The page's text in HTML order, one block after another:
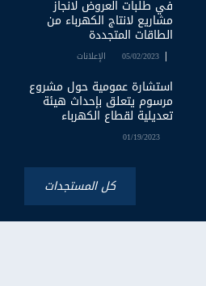
في طلبات العروض لانجاز
مشاريع لانتاج الكهرباء من
الطاقات المتجددة
05/02/2023 الإعلانات
استشارة عمومية حول مشروع
مرسوم يتعلق بإحداث هيئة
تعديلية لقطاع الكهرباء
01/19/2023
كل المستجدات